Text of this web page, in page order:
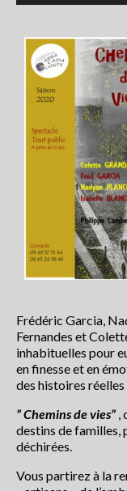
Conte en fête
La
La
2018
2018
Centre
Centre
Les
Le
Frédéric Garcia,
Fernandes et
inhabituelles pour
en finesse et en
des histoires réelles
” Chemins de vies”
destins de familles,
déchirées.
Vous partirez à la